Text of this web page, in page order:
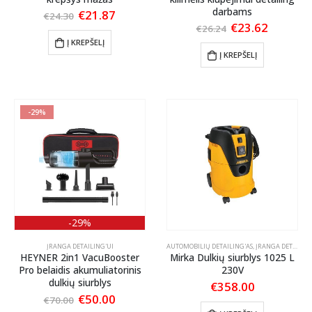
€24.30 Original
was:
€24.30.
€21.87
Į KREPŠELĮ
darbams
€26.24 Original
was:
€26.24.
€23.62
Į KREPŠELĮ
-29%
-29%
ĮRANGA DETAILING'UI
HEYNER 2in1 VacuBooster
Pro belaidis akumuliatorinis
dulkių siurblys
€70.00 Original
€50.00
AUTOMOBILIŲ DETAILING'AS, ĮRANGA DETAILING'UI
Mirka Dulkių siurblys 1025 L
230V
€358.00